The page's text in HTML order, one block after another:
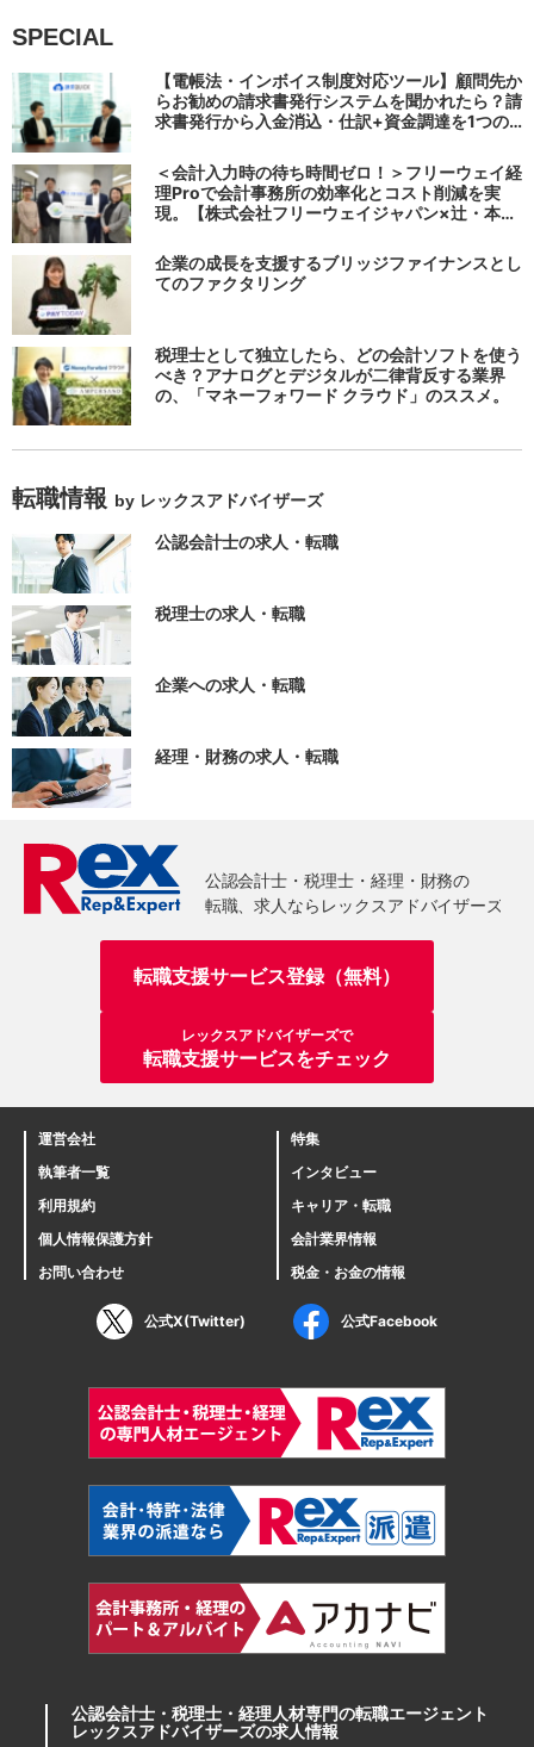
SPECIAL
【電帳法・インボイス制度対応ツール】顧問先か
らお勧めの請求書発行システムを聞かれたら？請
求書発行から入金消込・仕訳+資金調達を1つの
＜会計入力時の待ち時間ゼロ！＞フリーウェイ経
理Proで会計事務所の効率化とコスト削減を実
現。【株式会社フリーウェイジャパン×辻・本郷
企業の成長を支援するブリッジファイナンスとし
てのファクタリング
税理士として独立したら、どの会計ソフトを使う
べき？アナログとデジタルが二律背反する業界
の、「マネーフォワード クラウド」のススメ。
転職情報 by レックスアドバイザーズ
公認会計士の求人・転職
税理士の求人・転職
企業への求人・転職
経理・財務の求人・転職
転職支援サービス登録（無料）
レックスアドバイザーズで
転職支援サービスをチェック
運営会社
執筆者一覧
利用規約
個人情報保護方針
お問い合わせ
特集
インタビュー
キャリア・転職
会計業界情報
税金・お金の情報
公式X(Twitter) 公式Facebook
公認会計士・税理士・経理人材専門の転職エージェント
レックスアドバイザーズの求人情報